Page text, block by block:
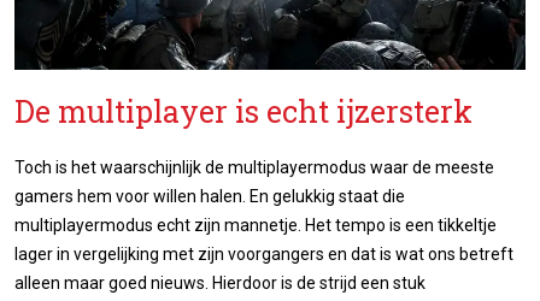
De multiplayer is echt ijzersterk
Toch is het waarschijnlijk de multiplayermodus waar de meeste
gamers hem voor willen halen. En gelukkig staat die
multiplayermodus echt zijn mannetje. Het tempo is een tikkeltje
lager in vergelijking met zijn voorgangers en dat is wat ons betreft
alleen maar goed nieuws. Hierdoor is de strijd een stuk